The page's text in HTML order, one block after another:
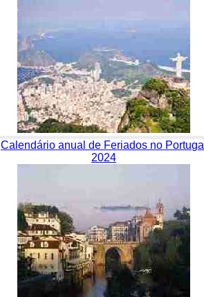
Calendário anual de Feriados no Portugal
2024